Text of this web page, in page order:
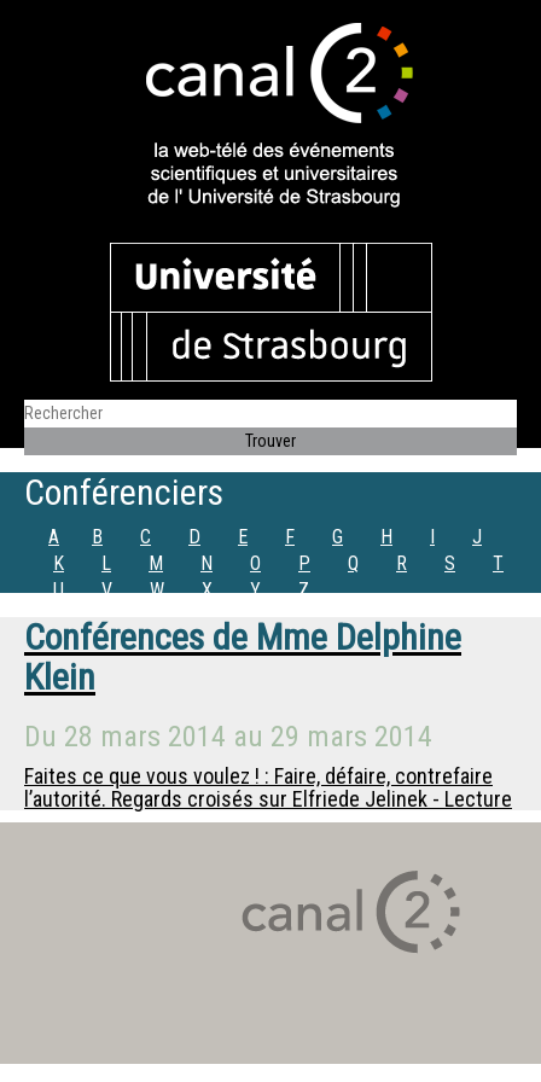
Conférenciers
A B C D E F G H I
J
K
L M N O P Q R S
T
U
V W X Y Z
Conférences de Mme Delphine
Klein
Du 28 mars 2014 au 29 mars 2014
Faites ce que vous voulez ! : Faire, défaire, contrefaire
l’autorité. Regards croisés sur Elfriede Jelinek - Lecture